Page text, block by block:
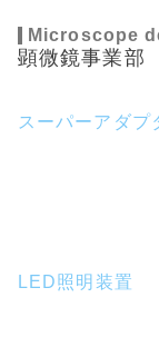
Microscope
顕微鏡事業部
スーパーアダプ
LED照明装置